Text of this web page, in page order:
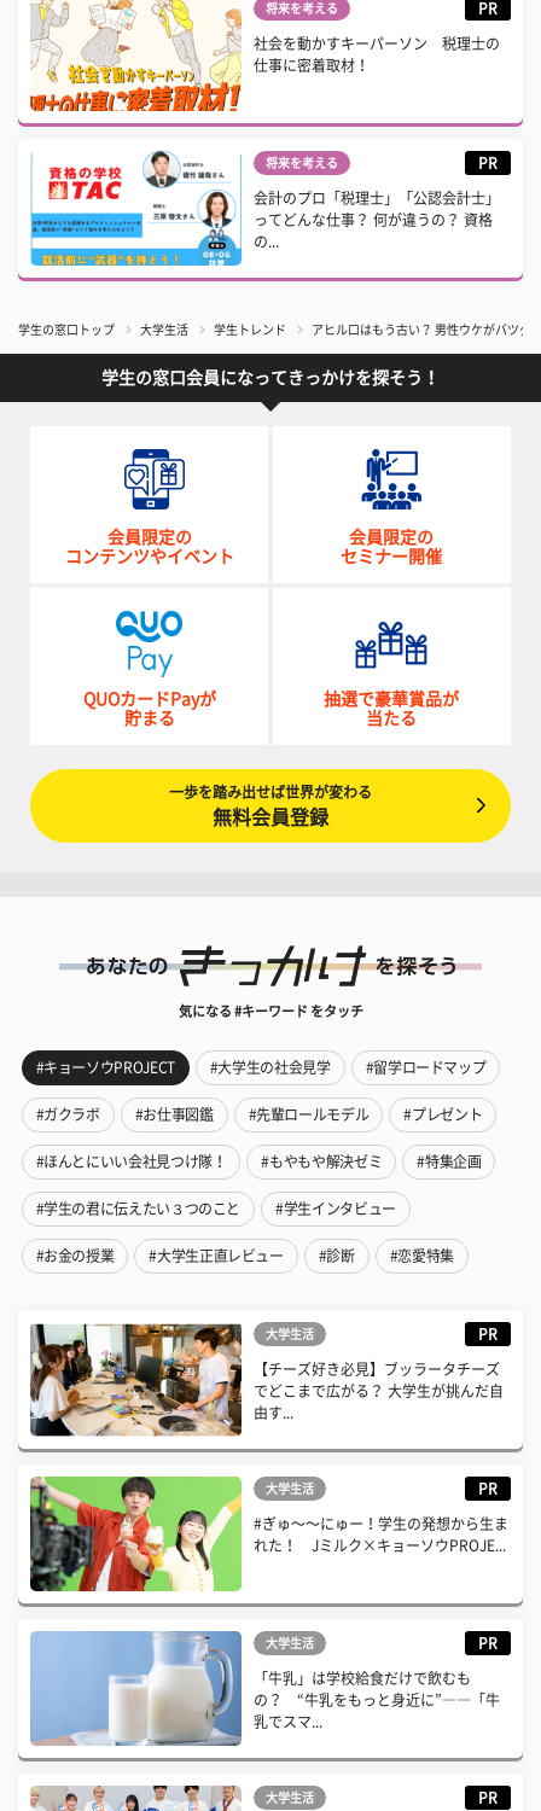
将来を考える PR
社会を動かすキーパーソン 税理士の
仕事に密着取材！
将来を考える PR
会計のプロ「税理士」「公認会計士」
ってどんな仕事？ 何が違うの？ 資格
の...
学生の窓口トップ 大学生活 学生トレンド アヒル口はもう古い？ 男性ウケがバツグ
学生の窓口会員になってきっかけを探そう！
会員限定の
コンテンツやイベント
会員限定の
セミナー開催
QUOカードPayが
貯まる
抽選で豪華賞品が
当たる
一歩を踏み出せば世界が変わる
無料会員登録
気になる #キーワード をタッチ
#キョーソウPROJECT #大学生の社会見学 #留学ロードマップ
#ガクラボ #お仕事図鑑 #先輩ロールモデル #プレゼント
#ほんとにいい会社見つけ隊！ #もやもや解決ゼミ #特集企画
#学生の君に伝えたい３つのこと #学生インタビュー
#お金の授業 #大学生正直レビュー #診断 #恋愛特集
大学生活 PR
【チーズ好き必見】ブッラータチーズ
でどこまで広がる？ 大学生が挑んだ自
由す...
大学生活 PR
#ぎゅ〜〜にゅー！学生の発想から生ま
れた！ Jミルク×キョーソウPROJE...
大学生活 PR
「牛乳」は学校給食だけで飲むも
の？ “牛乳をもっと身近に”――「牛
乳でスマ...
大学生活 PR